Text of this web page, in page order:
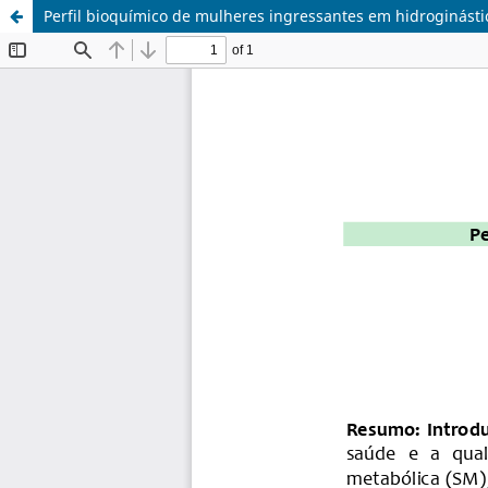
Perfil bioquímico de mulheres ingressantes em